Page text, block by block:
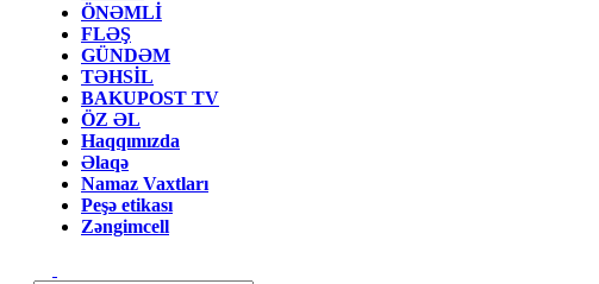
ÖNƏMLİ
FLƏŞ
GÜNDƏM
TƏHSİL
BAKUPOST TV
ÖZ ƏL
Haqqımızda
Əlaqə
Namaz Vaxtları
Peşə etikası
Zəngimcell